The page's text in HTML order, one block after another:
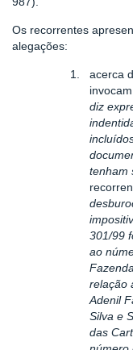
Os recorrentes
alegações:
1.
acerca
invocam
diz
tenham
301/99
ao
relação
Adenil
Silva e
das